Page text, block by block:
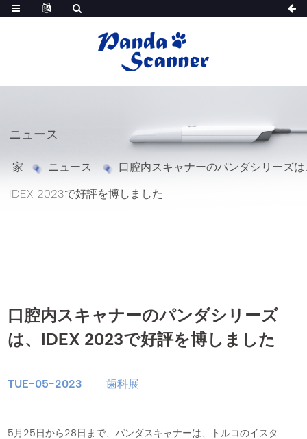
ニュース
家 ニュース 口腔内スキャナーのパンダシリーズ
IDEX 2023で好評を博しました
口腔内スキャナーのパンダシリーズ
は、IDEX 2023で好評を博しました
TUE-05-2023 歯科展
5月25日から28日まで、パンダスキャナーは、トルコのイスタ